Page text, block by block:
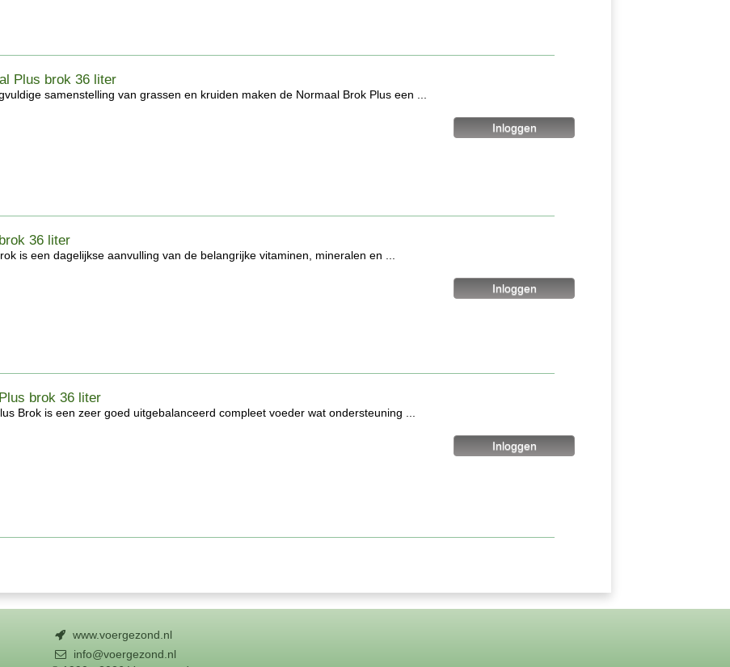
Plus brok 36 liter
samenstelling van grassen en kruiden maken de Normaal Brok Plus een ...
36 liter
is een dagelijkse aanvulling van de belangrijke vitaminen, mineralen en ...
brok 36 liter
Brok is een zeer goed uitgebalanceerd compleet voeder wat ondersteuning ...
www.voergezond.nl
info@voergezond.nl